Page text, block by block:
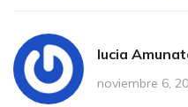
lucia
noviembre 6,